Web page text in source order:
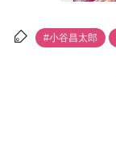
#小谷昌太郎